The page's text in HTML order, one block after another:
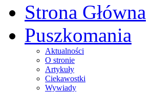
Strona Główna
Puszkomania
Aktualności
O stronie
Artykuły
Ciekawostki
Wywiady